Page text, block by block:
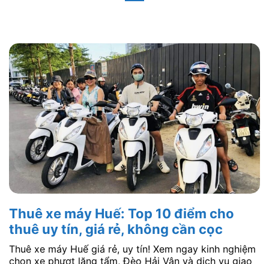
Thuê xe máy Huế: Top 10 điểm cho
thuê uy tín, giá rẻ, không cần cọc
Thuê xe máy Huế giá rẻ, uy tín! Xem ngay kinh nghiệm
chọn xe phượt lăng tẩm, Đèo Hải Vân và dịch vụ giao